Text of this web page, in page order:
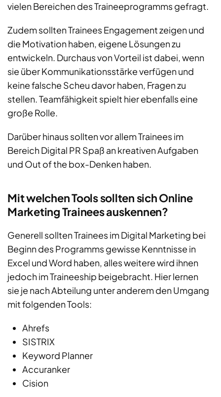
vielen Bereichen des Traineeprogramms gefragt.
Zudem sollten Trainees Engagement zeigen und
die Motivation haben, eigene Lösungen zu
entwickeln. Durchaus von Vorteil ist dabei, wenn
sie über Kommunikationsstärke verfügen und
keine falsche Scheu davor haben, Fragen zu
stellen. Teamfähigkeit spielt hier ebenfalls eine
große Rolle.
Darüber hinaus sollten vor allem Trainees im
Bereich Digital PR Spaß an kreativen Aufgaben
und Out of the box-Denken haben.
Mit welchen Tools sollten sich Online
Marketing Trainees auskennen?
Generell sollten Trainees im Digital Marketing bei
Beginn des Programms gewisse Kenntnisse in
Excel und Word haben, alles weitere wird ihnen
jedoch im Traineeship beigebracht. Hier lernen
sie je nach Abteilung unter anderem den Umgang
mit folgenden Tools:
Ahrefs
SISTRIX
Keyword Planner
Accuranker
Cision